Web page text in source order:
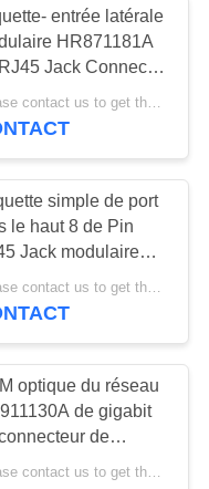
64
39
entrée latérale
HR871181A
Jack Connector
LED de 100Base 1
21.4mm
simple de port
le haut 8 de Pin
Jack modulaire
avec le fabricant
G LED
Please contact us to get the latest price. MOQ:1 morceau
optique du réseau
de gigabit
de
des
Please contact us to get the latest price. MOQ:1 morceau